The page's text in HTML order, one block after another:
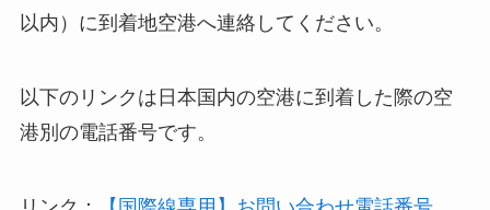
以内）に到着地空港へ連絡してください。
以下のリンクは日本国内の空港に到着した際の空
港別の電話番号です。